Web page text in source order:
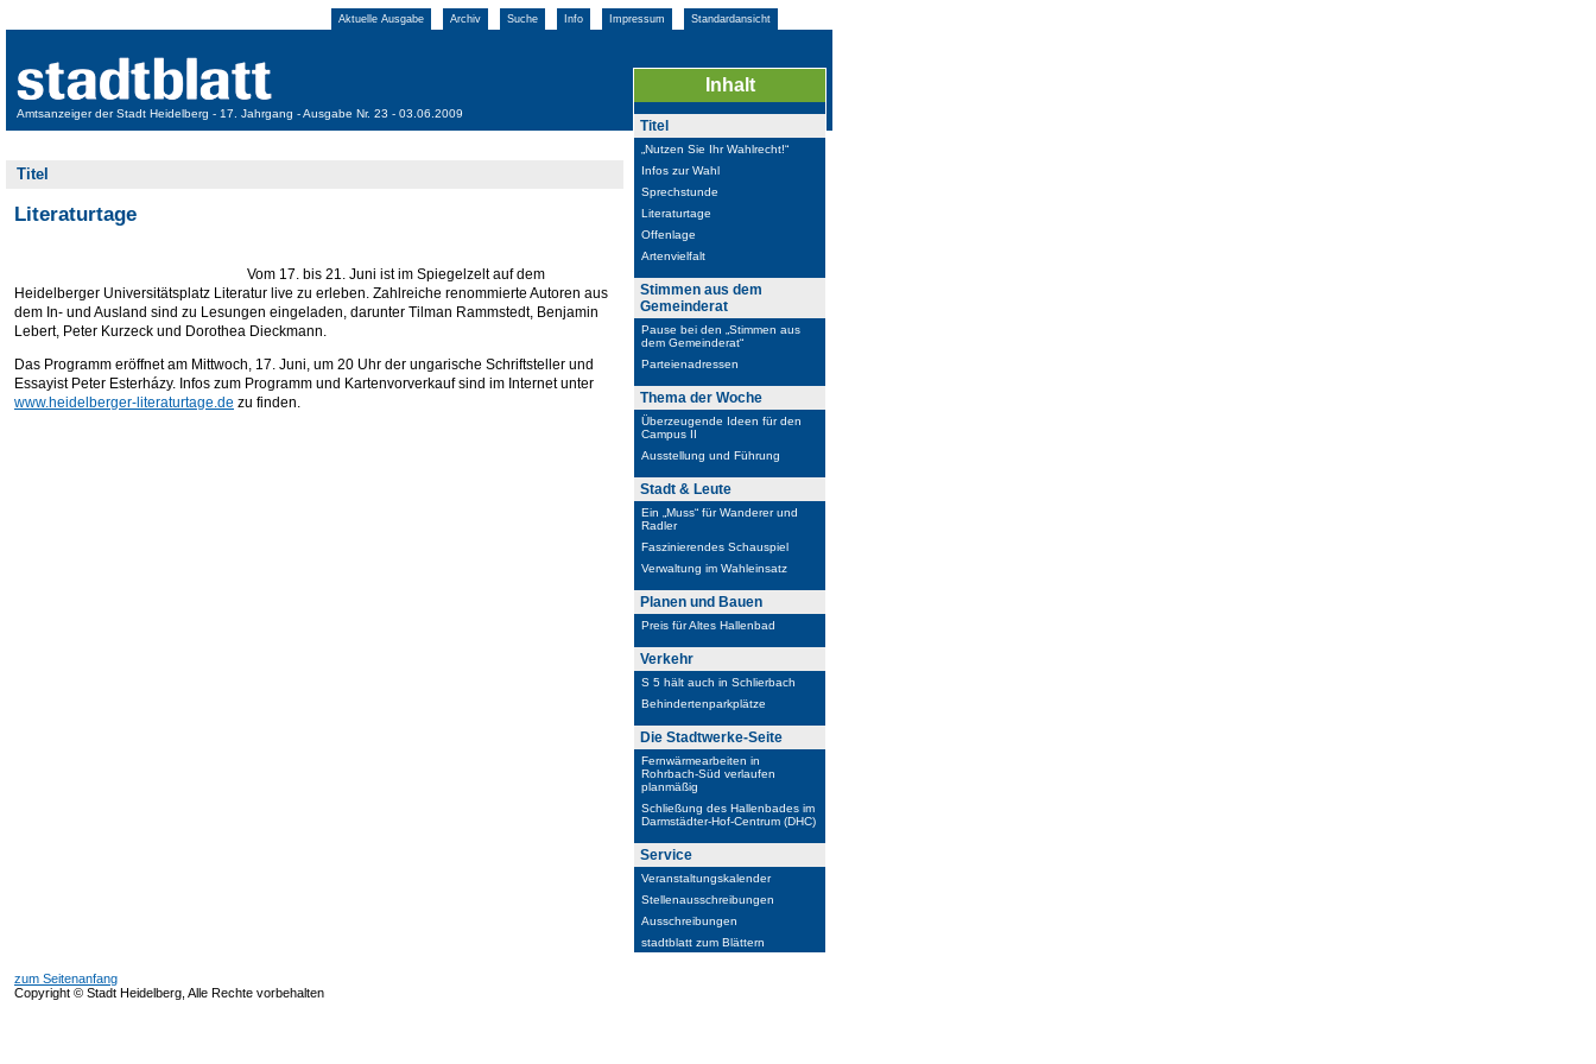
Aktuelle Ausgabe Archiv Suche Info Impressum Standardansicht
Amtsanzeiger der Stadt Heidelberg - 17. Jahrgang - Ausgabe Nr. 23 - 03.06.2009
Titel
Literaturtage
Vom 17. bis 21. Juni ist im Spiegelzelt auf dem
Heidelberger Universitätsplatz Literatur live zu erleben. Zahlreiche renommierte Autoren aus
dem In- und Ausland sind zu Lesungen eingeladen, darunter Tilman Rammstedt, Benjamin
Lebert, Peter Kurzeck und Dorothea Dieckmann.
Das Programm eröffnet am Mittwoch, 17. Juni, um 20 Uhr der ungarische Schriftsteller und
Essayist Peter Esterházy. Infos zum Programm und Kartenvorverkauf sind im Internet unter
www.heidelberger-literaturtage.de zu finden.
Inhalt
Titel
„Nutzen Sie Ihr Wahlrecht!“
Infos zur Wahl
Sprechstunde
Literaturtage
Offenlage
Artenvielfalt
Stimmen aus dem
Gemeinderat
Pause bei den „Stimmen aus
dem Gemeinderat“
Parteienadressen
Thema der Woche
Überzeugende Ideen für den
Campus II
Ausstellung und Führung
Stadt & Leute
Ein „Muss“ für Wanderer und
Radler
Faszinierendes Schauspiel
Verwaltung im Wahleinsatz
Planen und Bauen
Preis für Altes Hallenbad
Verkehr
S 5 hält auch in Schlierbach
Behindertenparkplätze
Die Stadtwerke-Seite
Fernwärmearbeiten in
Rohrbach-Süd verlaufen
planmäßig
Schließung des Hallenbades im
Darmstädter-Hof-Centrum (DHC)
Service
Veranstaltungskalender
Stellenausschreibungen
Ausschreibungen
stadtblatt zum Blättern
zum Seitenanfang
Copyright © Stadt Heidelberg, Alle Rechte vorbehalten